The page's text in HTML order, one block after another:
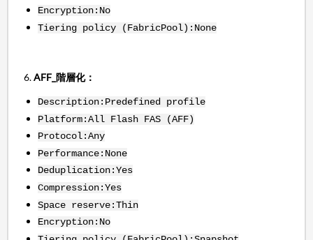
Encryption:No
Tiering policy (FabricPool):None
6.AFF_階層化：
Description:Predefined profile
Platform:All Flash FAS (AFF)
Protocol:Any
Performance:None
Deduplication:Yes
Compression:Yes
Space reserve:Thin
Encryption:No